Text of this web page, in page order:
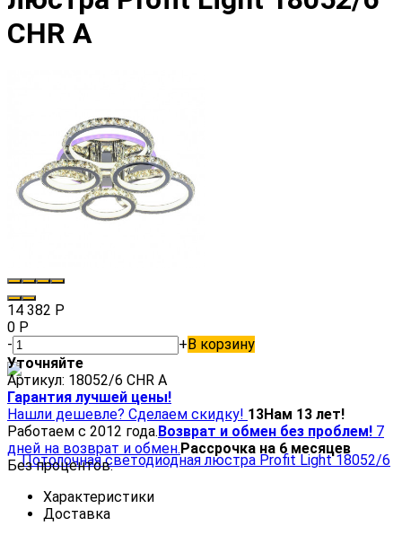
CHR A
14 382 Р
0 Р
-
+В корзину
Уточняйте
Артикул: 18052/6 CHR A
Гарантия лучшей цены!
Нашли дешевле? Сделаем скидку! 13Нам 13 лет!
Работаем с 2012 года.Возврат и обмен без проблем! 7
дней на возврат и обмен.Рассрочка на 6 месяцев
Без процентов.
Характеристики
Доставка